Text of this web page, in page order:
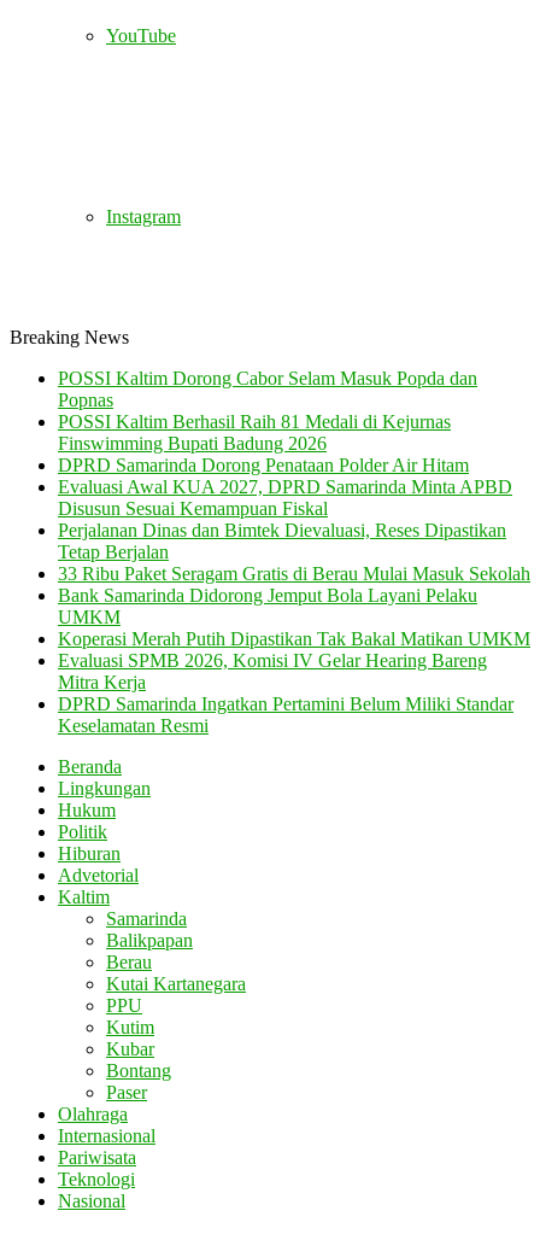
YouTube
Instagram
Breaking News
POSSI Kaltim Dorong Cabor Selam Masuk Popda dan
Popnas
POSSI Kaltim Berhasil Raih 81 Medali di Kejurnas
Finswimming Bupati Badung 2026
DPRD Samarinda Dorong Penataan Polder Air Hitam
Evaluasi Awal KUA 2027, DPRD Samarinda Minta APBD
Disusun Sesuai Kemampuan Fiskal
Perjalanan Dinas dan Bimtek Dievaluasi, Reses Dipastikan
Tetap Berjalan
33 Ribu Paket Seragam Gratis di Berau Mulai Masuk Sekolah
Bank Samarinda Didorong Jemput Bola Layani Pelaku
UMKM
Koperasi Merah Putih Dipastikan Tak Bakal Matikan UMKM
Evaluasi SPMB 2026, Komisi IV Gelar Hearing Bareng
Mitra Kerja
DPRD Samarinda Ingatkan Pertamini Belum Miliki Standar
Keselamatan Resmi
Beranda
Lingkungan
Hukum
Politik
Hiburan
Advetorial
Kaltim
Samarinda
Balikpapan
Berau
Kutai Kartanegara
PPU
Kutim
Kubar
Bontang
Paser
Olahraga
Internasional
Pariwisata
Teknologi
Nasional